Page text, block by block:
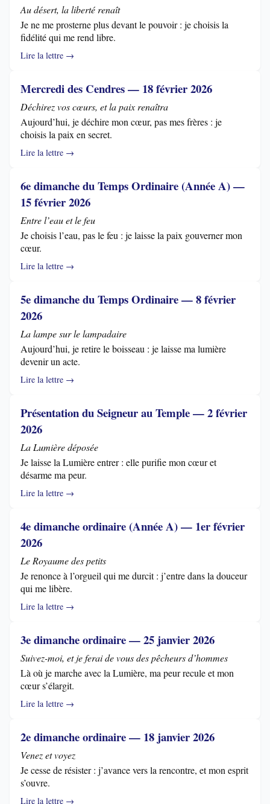
Au désert, la liberté renaît
Je ne me prosterne plus devant le pouvoir : je choisis la
fidélité qui me rend libre.
Lire la lettre →
Mercredi des Cendres — 18 février 2026
Déchirez vos cœurs, et la paix renaîtra
Aujourd’hui, je déchire mon cœur, pas mes frères : je
choisis la paix en secret.
Lire la lettre →
6e dimanche du Temps Ordinaire (Année A) —
15 février 2026
Entre l’eau et le feu
Je choisis l’eau, pas le feu : je laisse la paix gouverner mon
cœur.
Lire la lettre →
5e dimanche du Temps Ordinaire — 8 février
2026
La lampe sur le lampadaire
Aujourd’hui, je retire le boisseau : je laisse ma lumière
devenir un acte.
Lire la lettre →
Présentation du Seigneur au Temple — 2 février
2026
La Lumière déposée
Je laisse la Lumière entrer : elle purifie mon cœur et
désarme ma peur.
Lire la lettre →
4e dimanche ordinaire (Année A) — 1er février
2026
Le Royaume des petits
Je renonce à l’orgueil qui me durcit : j’entre dans la douceur
qui me libère.
Lire la lettre →
3e dimanche ordinaire — 25 janvier 2026
Suivez-moi, et je ferai de vous des pêcheurs d’hommes
Là où je marche avec la Lumière, ma peur recule et mon
cœur s’élargit.
Lire la lettre →
2e dimanche ordinaire — 18 janvier 2026
Venez et voyez
Je cesse de résister : j’avance vers la rencontre, et mon esprit
s’ouvre.
Lire la lettre →